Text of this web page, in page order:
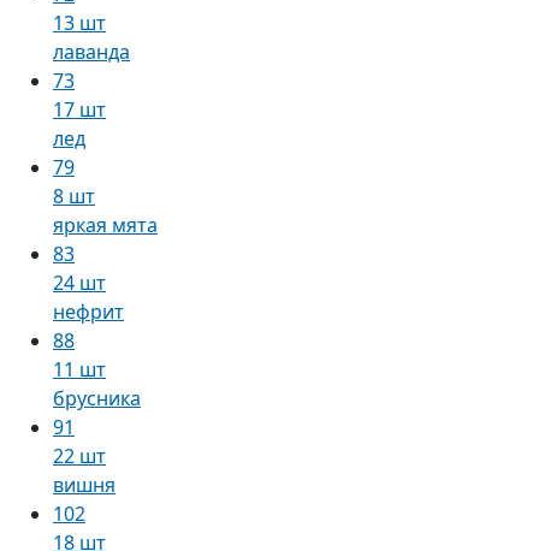
13 шт
лаванда
73
17 шт
лед
79
8 шт
яркая мята
83
24 шт
нефрит
88
11 шт
брусника
91
22 шт
вишня
102
18 шт